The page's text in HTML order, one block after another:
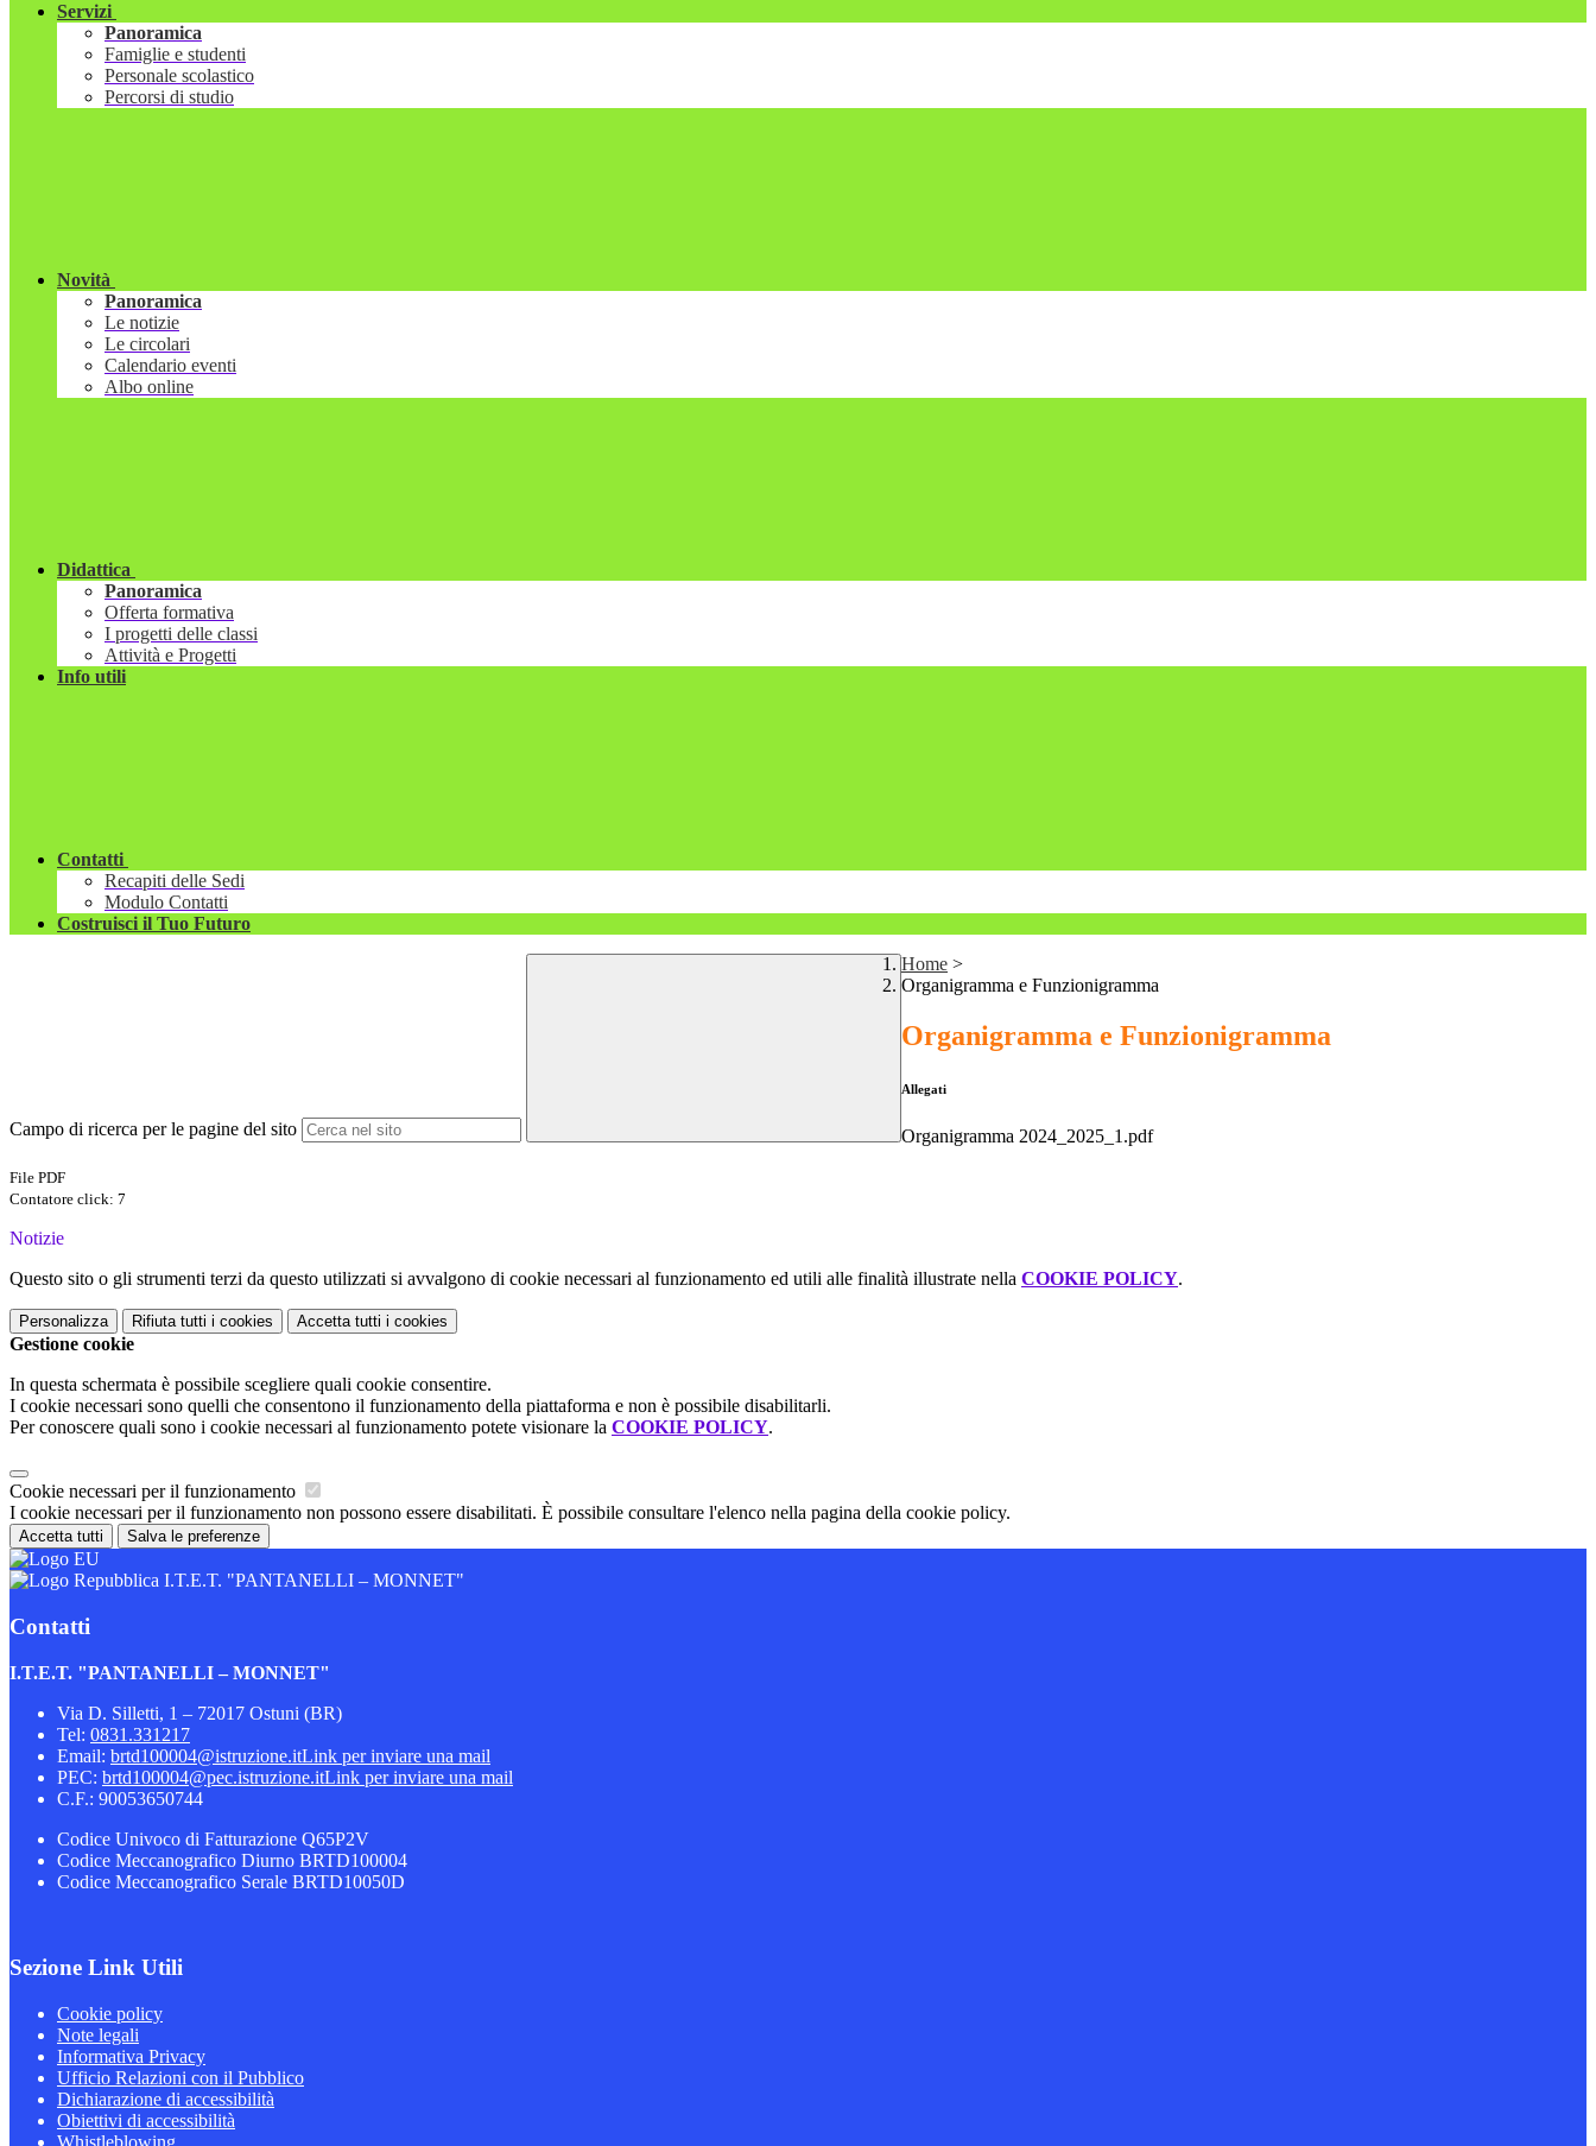
Servizi
Panoramica
Famiglie e studenti
Personale scolastico
Percorsi di studio
Novità
Panoramica
Le notizie
Le circolari
Calendario eventi
Albo online
Didattica
Panoramica
Offerta formativa
I progetti delle classi
Attività e Progetti
Info utili
Contatti
Recapiti delle Sedi
Modulo Contatti
Costruisci il Tuo Futuro
Campo di ricerca per le pagine del sito
Home >
Organigramma e Funzionigramma
Organigramma e Funzionigramma
Allegati
Organigramma 2024_2025_1.pdf
File PDF
Contatore click: 7
Notizie
Questo sito o gli strumenti terzi da questo utilizzati si avvalgono di cookie necessari al funzionamento ed utili alle finalità illustrate nella COOKIE POLICY.
Personalizza Rifiuta tutti i cookies Accetta tutti i cookies
Gestione cookie
In questa schermata è possibile scegliere quali cookie consentire.
I cookie necessari sono quelli che consentono il funzionamento della piattaforma e non è possibile disabilitarli.
Per conoscere quali sono i cookie necessari al funzionamento potete visionare la COOKIE POLICY.
Cookie necessari per il funzionamento
I cookie necessari per il funzionamento non possono essere disabilitati. È possibile consultare l'elenco nella pagina della cookie policy.
Accetta tutti Salva le preferenze
I.T.E.T. "PANTANELLI – MONNET"
Contatti
I.T.E.T. "PANTANELLI – MONNET"
Via D. Silletti, 1 – 72017 Ostuni (BR)
Tel: 0831.331217
Email: brtd100004@istruzione.itLink per inviare una mail
PEC: brtd100004@pec.istruzione.itLink per inviare una mail
C.F.: 90053650744
Codice Univoco di Fatturazione Q65P2V
Codice Meccanografico Diurno BRTD100004
Codice Meccanografico Serale BRTD10050D
Sezione Link Utili
Cookie policy
Note legali
Informativa Privacy
Ufficio Relazioni con il Pubblico
Dichiarazione di accessibilità
Obiettivi di accessibilità
Whistleblowing